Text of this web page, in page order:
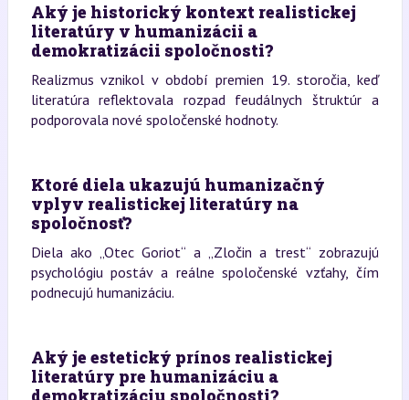
Aký je historický kontext realistickej
literatúry v humanizácii a
demokratizácii spoločnosti?
Realizmus vznikol v období premien 19. storočia, keď
literatúra reflektovala rozpad feudálnych štruktúr a
podporovala nové spoločenské hodnoty.
Ktoré diela ukazujú humanizačný
vplyv realistickej literatúry na
spoločnosť?
Diela ako „Otec Goriot“ a „Zločin a trest“ zobrazujú
psychológiu postáv a reálne spoločenské vzťahy, čím
podnecujú humanizáciu.
Aký je estetický prínos realistickej
literatúry pre humanizáciu a
demokratizáciu spoločnosti?